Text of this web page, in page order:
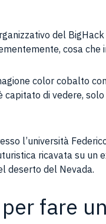
del
cosa che
color cobalto
capitato di vedere,
l’università
ricavata su
deserto del Nevada.
fare